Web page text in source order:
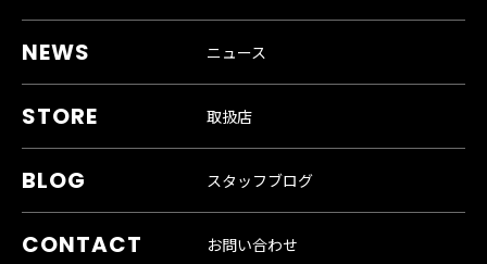
ニュース
取扱店
スタッフブログ
お問い合わせ